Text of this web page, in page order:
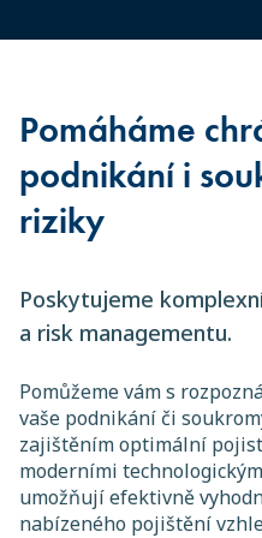
Pomáháme
podnikání i
riziky
Poskytujeme
a risk managementu.
Pomůžeme vám s
vaše podnikání či
zajištěním optimální
moderními
umožňují efektivně
nabízeného pojištění